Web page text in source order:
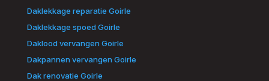
Daklekkage reparatie Goirle
Daklekkage spoed Goirle
Daklood vervangen Goirle
Dakpannen vervangen Goirle
Dak renovatie Goirle